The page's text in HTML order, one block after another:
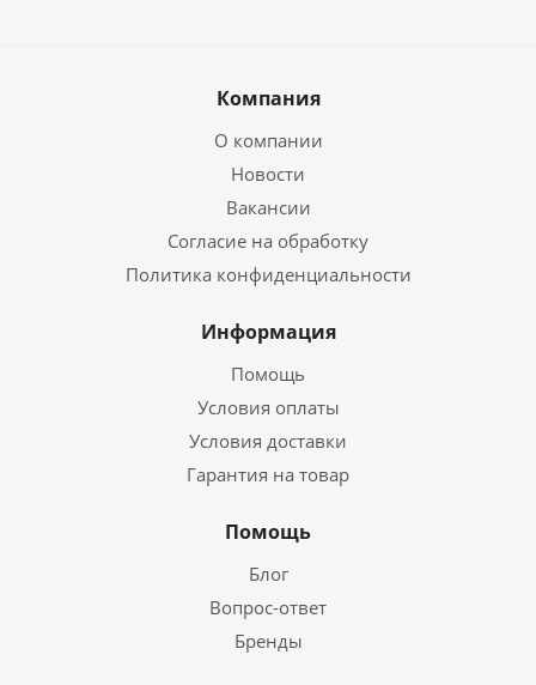
Компания
О компании
Новости
Вакансии
Согласие на обработку
Политика конфиденциальности
Информация
Помощь
Условия оплаты
Условия доставки
Гарантия на товар
Помощь
Блог
Вопрос-ответ
Бренды